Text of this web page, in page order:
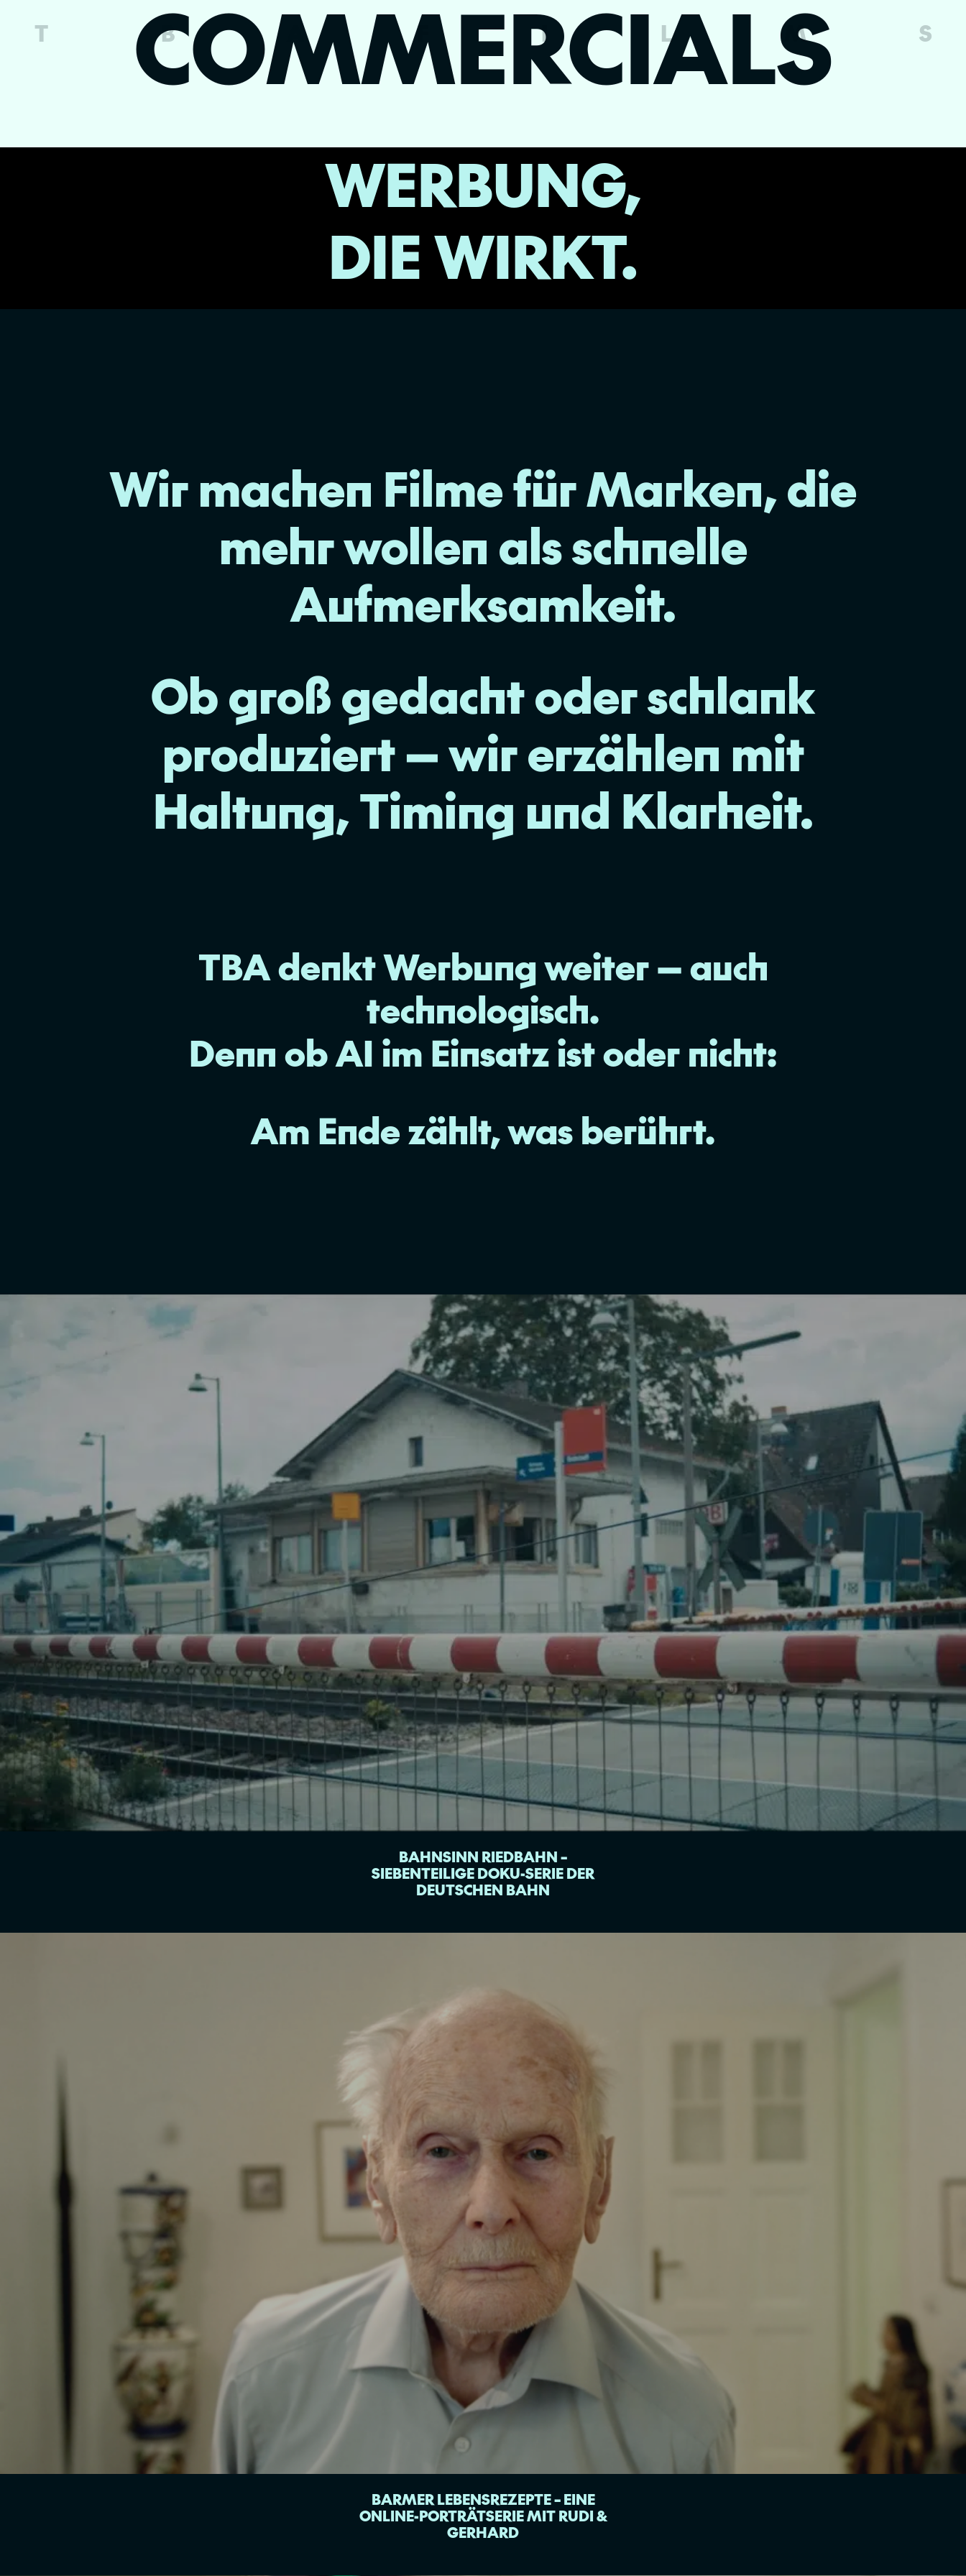
T B A F I L M S
COMMERCIALS
WERBUNG,
DIE WIRKT.
Wir machen Filme für Marken, die
mehr wollen als schnelle
Aufmerksamkeit.
Ob groß gedacht oder schlank
produziert — wir erzählen mit
Haltung, Timing und Klarheit.
TBA denkt Werbung weiter — auch
technologisch.
Denn ob AI im Einsatz ist oder nicht:
Am Ende zählt, was berührt.
BAHNSINN RIEDBAHN –
SIEBENTEILIGE DOKU-SERIE DER
DEUTSCHEN BAHN
BARMER LEBENSREZEPTE – EINE
ONLINE-PORTRÄTSERIE MIT RUDI &
GERHARD